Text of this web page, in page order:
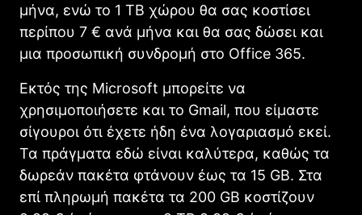
μήνα, ενώ το 1 TB χώρου θα σας κοστίσει
περίπου 7 € ανά μήνα και θα σας δώσει και
μια προσωπική συνδρομή στο Office 365.
Εκτός της Microsoft μπορείτε να
χρησιμοποιήσετε και το Gmail, που είμαστε
σίγουροι ότι έχετε ήδη ένα λογαριασμό εκεί.
Τα πράγματα εδώ είναι καλύτερα, καθώς τα
δωρεάν πακέτα φτάνουν έως τα 15 GB. Στα
επί πληρωμή πακέτα τα 200 GB κοστίζουν